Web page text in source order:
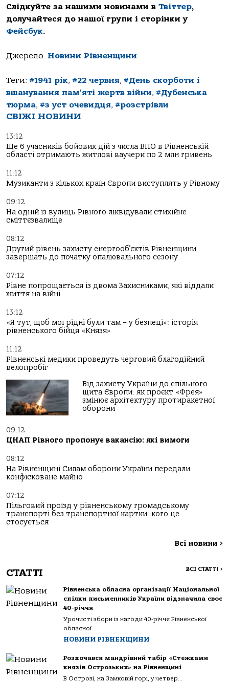
Слідкуйте за нашими новинами в Твіттер,
долучайтеся до нашої групи і сторінки у
Фейсбук.
Джерело: Новини Рівненщини
Теги: #1941 рік, #22 червня, #День скорботи і
вшанування пам'яті жертв війни, #Дубенська
тюрма, #з уст очевидця, #розстрівли
СВІЖІ НОВИНИ
13:12
Ще 6 учасників бойових дій з числа ВПО в Рівненській
області отримають житлові ваучери по 2 млн гривень
11:12
Музиканти з кількох країн Європи виступлять у Рівному
09:12
На одній із вулиць Рівного ліквідували стихійне
сміттєзвалище
08:12
Другий рівень захисту енергооб’єктів Рівненщини
завершать до початку опалювального сезону
07:12
Рівне попрощається із двома Захисниками, які віддали
життя на війні
13:12
«Я тут, щоб мої рідні були там – у безпеці»: історія
рівненського бійця «Князя»
11:12
Рівненські медики проведуть черговий благодійний
велопробіг
Від захисту України до спільного
щита Європи: як проєкт «Фрея»
змінює архітектуру протиракетної
оборони
09:12
ЦНАП Рівного пропонує вакансію: які вимоги
08:12
На Рівненщині Силам оборони України передали
конфісковане майно
07:12
Пільговий проїзд у рівненському громадському
транспорті без транспортної картки: кого це
стосується
Всі новини >
СТАТТІ ВСІ СТАТТІ >
Рівненська обласна організації Національної
спілки письменників України відзначила своє
40-річчя
Урочисті збори із нагоди 40-річчя Рівненської
обласної...
НОВИНИ РІВНЕНЩИНИ
Розпочався мандрівний табір «Стежками
князів Острозьких» на Рівненщині
В Острозі, на Замковій горі, у четвер...